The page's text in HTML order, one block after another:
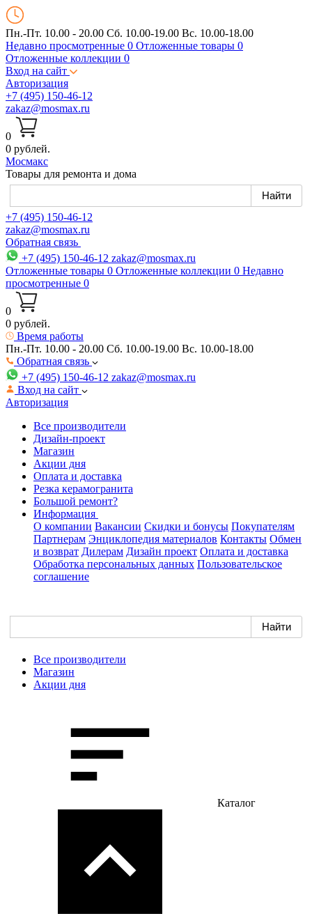
Пн.-Пт. 10.00 - 20.00 Сб. 10.00-19.00 Вс. 10.00-18.00
Недавно просмотренные 0 Отложенные товары 0
Отложенные коллекции 0
Вход на сайт
Авторизация
+7 (495) 150-46-12
zakaz@mosmax.ru
0
0 рублей.
Мосмакс
Товары для ремонта и дома
+7 (495) 150-46-12
zakaz@mosmax.ru
Обратная связь
+7 (495) 150-46-12 zakaz@mosmax.ru
Отложенные товары 0 Отложенные коллекции 0 Недавно
просмотренные 0
0
0 рублей.
Время работы
Пн.-Пт. 10.00 - 20.00 Сб. 10.00-19.00 Вс. 10.00-18.00
Обратная связь
+7 (495) 150-46-12 zakaz@mosmax.ru
Вход на сайт
Авторизация
Все производители
Дизайн-проект
Магазин
Акции дня
Оплата и доставка
Резка керамогранита
Большой ремонт?
Информация
О компании Вакансии Скидки и бонусы Покупателям
Партнерам Энциклопедия материалов Контакты Обмен
и возврат Дилерам Дизайн проект Оплата и доставка
Обработка персональных данных Пользовательское
соглашение
Все производители
Магазин
Акции дня
Каталог